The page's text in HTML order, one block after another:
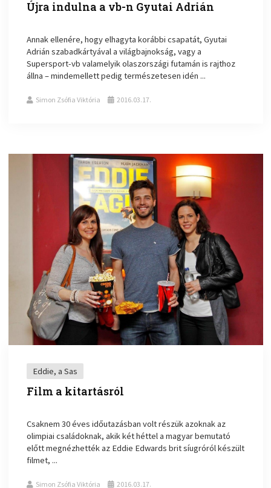
Újra indulna a vb-n Gyutai Adrián
Annak ellenére, hogy elhagyta korábbi csapatát, Gyutai
Adrián szabadkártyával a világbajnokság, vagy a
Supersport-vb valamelyik olaszországi futamán is rajthoz
állna – mindemellett pedig természetesen idén ...
Simon Zsófia Viktória 2016.03.17.
Eddie, a Sas
Film a kitartásról
Csaknem 30 éves időutazásban volt részük azoknak az
olimpiai családoknak, akik két héttel a magyar bemutató
előtt megnézhették az Eddie Edwards brit síugróról készült
filmet, ...
Simon Zsófia Viktória 2016.03.17.